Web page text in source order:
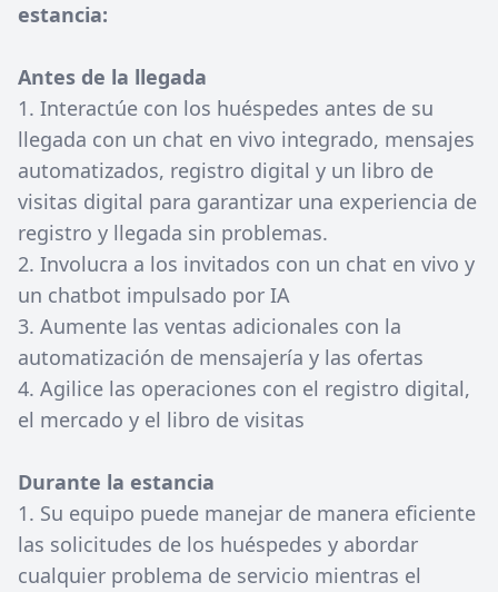
estancia:
Antes de la llegada
1. Interactúe con los huéspedes antes de su
llegada con un chat en vivo integrado, mensajes
automatizados, registro digital y un libro de
visitas digital para garantizar una experiencia de
registro y llegada sin problemas.
2. Involucra a los invitados con un chat en vivo y
un chatbot impulsado por IA
3. Aumente las ventas adicionales con la
automatización de mensajería y las ofertas
4. Agilice las operaciones con el registro digital,
el mercado y el libro de visitas
Durante la estancia
1. Su equipo puede manejar de manera eficiente
las solicitudes de los huéspedes y abordar
cualquier problema de servicio mientras el